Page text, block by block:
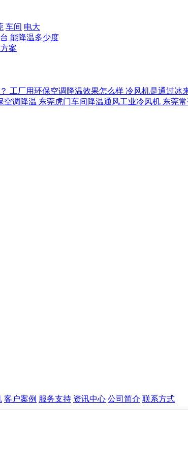
车间 电大
能降温多少度
案
工厂用环保空调降温效果怎么样 冷风机是通过冰
空调降温 东莞虎门车间降温通风工业冷风机 东莞
客户案例 服务支持 资讯中心 公司简介 联系方式